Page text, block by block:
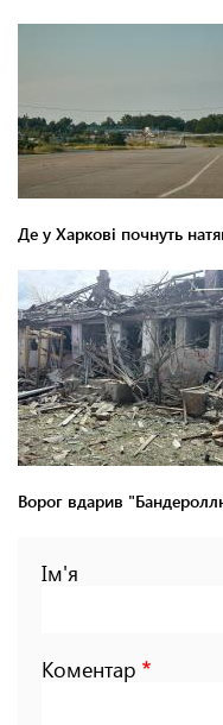
Де у Харкові почнуть
Ворог вдарив
Ім'я
Коментар